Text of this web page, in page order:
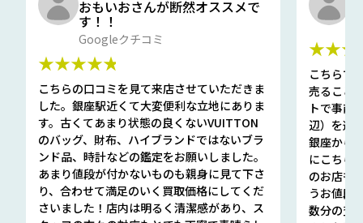
おもいおさんが断然オススメで
す！！
Googleクチコミ
★★★★★
こちらの口コミを見て来店させていただきま
した。銀座駅近くて大変便利な立地にありま
す。古くてあまり状態の良くないVUITTON
のバッグ、財布、ハイブランドではないブラ
ンド品、時計などの鑑定をお願いしました。
あまり値段が付かないものも親身に見て下さ
り、合わせて満足のいく買取価格にしてくだ
さいました！店内は明るく清潔感があり、ス
こちらで
売ること
トで事前
辺）を選
銀座から
にこちら
のお店も
うお値段
数分の査